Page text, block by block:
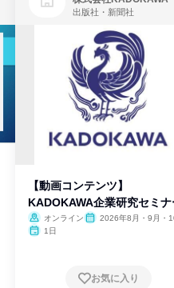
出版社・新聞社
【動画コンテンツ】
KADOKAWA企業研究セミナ
オンライン
2026年8月・9月・
1日
お気に入り